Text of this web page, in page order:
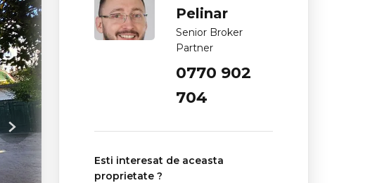
Next
Pelinar
Senior Broker
Partner
0770 902
704
Esti interesat de aceasta
proprietate ?